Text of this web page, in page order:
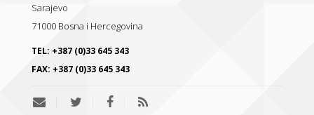
Sarajevo
71000 Bosna i Hercegovina
TEL: +387 (0)33 645 343
FAX: +387 (0)33 645 343